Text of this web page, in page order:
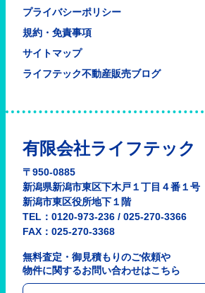
プライバシーポリシー
規約・免責事項
サイトマップ
ライフテック不動産販売ブログ
有限会社ライフテック
〒950-0885
新潟県新潟市東区下木戸１丁目４番１号
新潟市東区役所地下１階
TEL：0120-973-236 / 025-270-3366
FAX：025-270-3368
無料査定・御見積もりのご依頼や
物件に関するお問い合わせはこちら